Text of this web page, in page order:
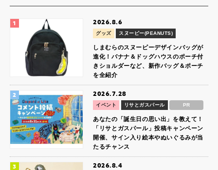
2026.8.6
グッズ スヌーピー(PEANUTS)
しまむらのスヌーピーデザインバッグが
進化！バナナ＆ドッグハウスのポーチ付
きショルダーなど、新作バッグ＆ポーチ
を全紹介
2026.7.28
イベント リサとガスパール PR
あなたの「誕生日の思い出」を教えて！
「リサとガスパール」投稿キャンペーン
開催、サイン入り絵本やぬいぐるみが当
たるチャンス
2026.8.4